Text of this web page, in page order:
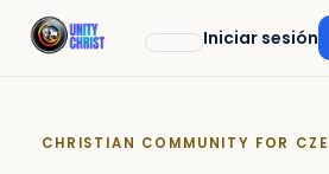
Iniciar sesión
CHRISTIAN COMMUNITY FOR